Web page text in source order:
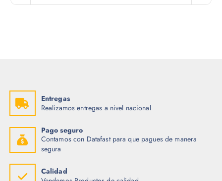
Entregas
Realizamos entregas a nivel nacional
Pago seguro
Contamos con Datafast para que pagues de manera
segura
Calidad